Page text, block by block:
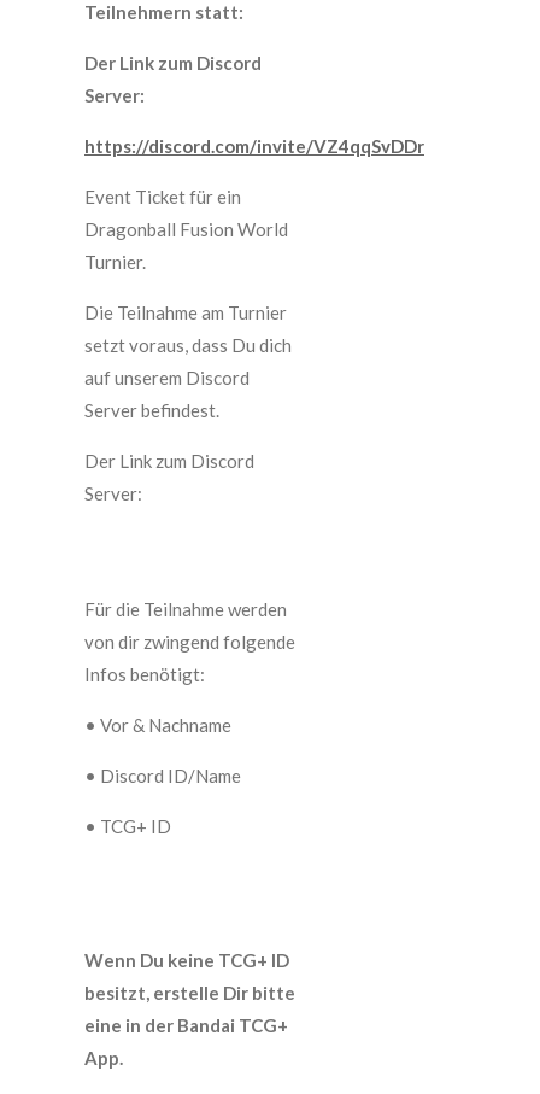
Teilnehmern statt:
Der Link zum Discord
Server:
https://discord.com/invite/VZ4qqSvDDr
Event Ticket für ein
Dragonball Fusion World
Turnier.
Die Teilnahme am Turnier
setzt voraus, dass Du dich
auf unserem Discord
Server befindest.
Der Link zum Discord
Server:
Für die Teilnahme werden
von dir zwingend folgende
Infos benötigt:
• Vor & Nachname
• Discord ID/Name
• TCG+ ID
Wenn Du keine TCG+ ID
besitzt, erstelle Dir bitte
eine in der Bandai TCG+
App.